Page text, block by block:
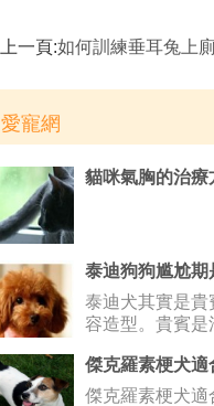
上一頁:如何訓練垂耳兔上廁所,
愛寵網
貓咪氣胸的治療
泰迪犬其實是貴
容造型。貴賓是
傑克羅素梗犬適